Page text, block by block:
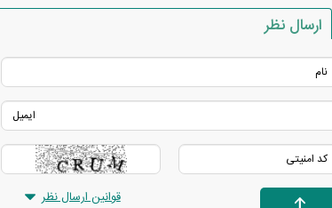
ارسال نظر
قوانین ارسال نظر